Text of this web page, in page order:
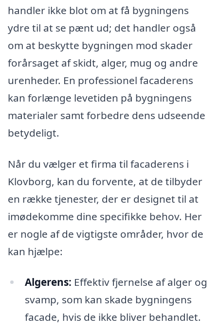
handler ikke blot om at få bygningens
ydre til at se pænt ud; det handler også
om at beskytte bygningen mod skader
forårsaget af skidt, alger, mug og andre
urenheder. En professionel facaderens
kan forlænge levetiden på bygningens
materialer samt forbedre dens udseende
betydeligt.
Når du vælger et firma til facaderens i
Klovborg, kan du forvente, at de tilbyder
en række tjenester, der er designet til at
imødekomme dine specifikke behov. Her
er nogle af de vigtigste områder, hvor de
kan hjælpe:
Algerens: Effektiv fjernelse af alger og
svamp, som kan skade bygningens
facade, hvis de ikke bliver behandlet.